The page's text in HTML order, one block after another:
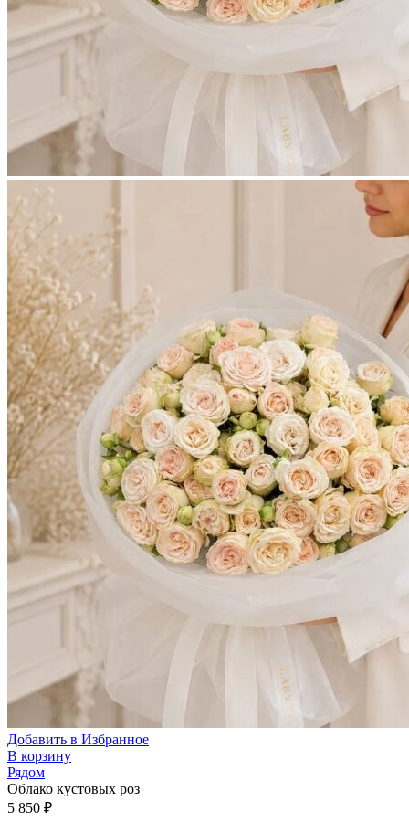
Добавить в Избранное
В корзину
Рядом
Облако кустовых роз
5 850 ₽